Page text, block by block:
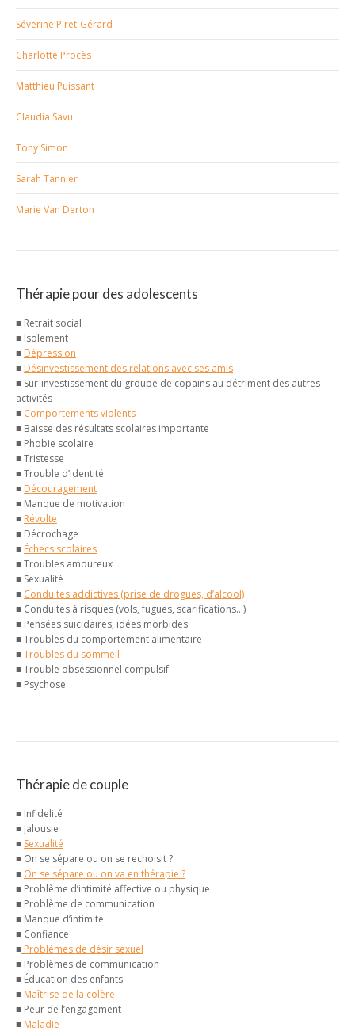
Séverine Piret-Gérard
Charlotte Procès
Matthieu Puissant
Claudia Savu
Tony Simon
Sarah Tannier
Marie Van Derton
Thérapie pour des adolescents
■ Retrait social
■ Isolement
■ Dépression
■ Désinvestissement des relations avec ses amis
■ Sur-investissement du groupe de copains au détriment des autres
activités
■ Comportements violents
■ Baisse des résultats scolaires importante
■ Phobie scolaire
■ Tristesse
■ Trouble d’identité
■ Découragement
■ Manque de motivation
■ Révolte
■ Décrochage
■ Échecs scolaires
■ Troubles amoureux
■ Sexualité
■ Conduites addictives (prise de drogues, d’alcool)
■ Conduites à risques (vols, fugues, scarifications…)
■ Pensées suicidaires, idées morbides
■ Troubles du comportement alimentaire
■Troubles du sommeil
■ Trouble obsessionnel compulsif
■ Psychose
Thérapie de couple
■ Infidelité
■ Jalousie
■ Sexualité
■ On se sépare ou on se rechoisit ?
■ On se sépare ou on va en thérapie ?
■ Problème d’intimité affective ou physique
■ Problème de communication
■ Manque d’intimité
■ Confiance
■ Problèmes de désir sexuel
■ Problèmes de communication
■ Éducation des enfants
■ Maîtrise de la colère
■ Peur de l’engagement
■ Maladie